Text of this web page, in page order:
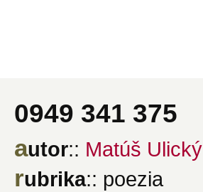
0949 341 375
autor:: Matúš Ulický
rubrika:: poezia